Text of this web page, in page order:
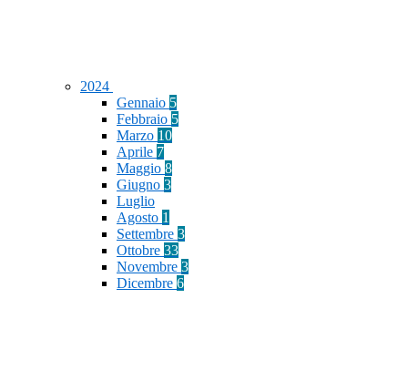
2024
Gennaio 5
Febbraio 5
Marzo 10
Aprile 7
Maggio 8
Giugno 3
Luglio
Agosto 1
Settembre 3
Ottobre 33
Novembre 3
Dicembre 6